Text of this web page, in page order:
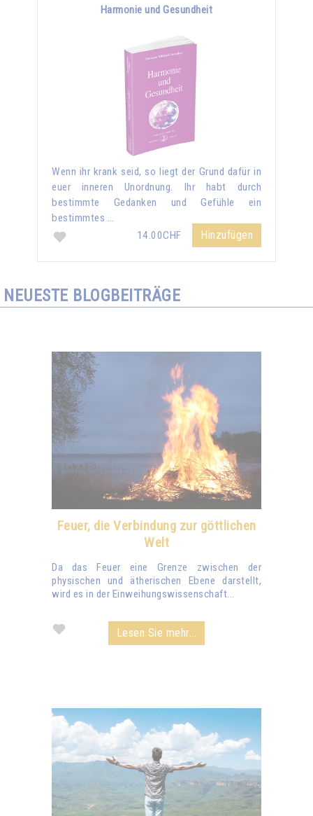
Harmonie und Gesundheit
Wenn ihr krank seid, so liegt der Grund dafür in
euer inneren Unordnung. Ihr habt durch
bestimmte Gedanken und Gefühle ein
bestimmtes …
14.00CHF
Hinzufügen
NEUESTE BLOGBEITRÄGE
Feuer, die Verbindung zur göttlichen
Welt
Da das Feuer eine Grenze zwischen der
physischen und ätherischen Ebene darstellt,
wird es in der Einweihungswissenschaft...
Lesen Sie mehr...